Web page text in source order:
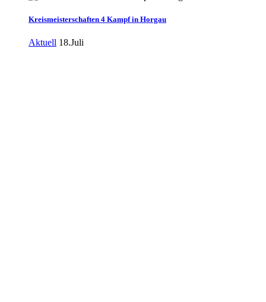
Kreismeisterschaften 4 Kampf in Horgau
Aktuell 18.Juli